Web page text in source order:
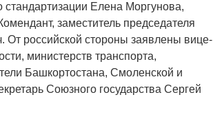
стандартизации Елена Моргунова,
заместитель председателя
российской стороны заявлены вице-
министерств транспорта,
Башкортостана, Смоленской и
Союзного государства Сергей